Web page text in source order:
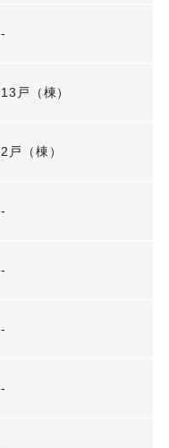
-
13戸（棟）
2戸（棟）
-
-
-
-